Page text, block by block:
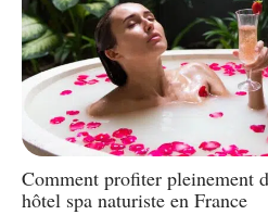
Comment profiter pleinement
hôtel spa naturiste en France